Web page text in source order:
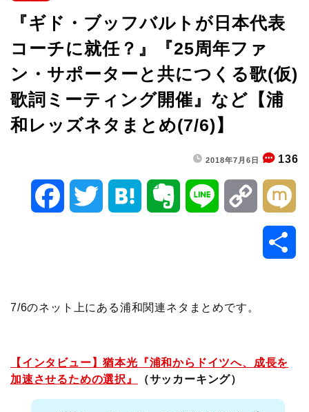
『ギド・ブッフバルトが日本代表
コーチに就任？』『25周年ファ
ン・サポーターと共につくる歌(仮)
歌詞ミーティング開催』など【浦
和レッズネタまとめ(7/6)】
2018年7月6日 136
o e a o
o
i
7/6のネット上にある浦和関連ネタまとめです。
【インタビュー】猶本光『浦和からドイツへ、成長を
加速させるための選択』
（サッカーキング）